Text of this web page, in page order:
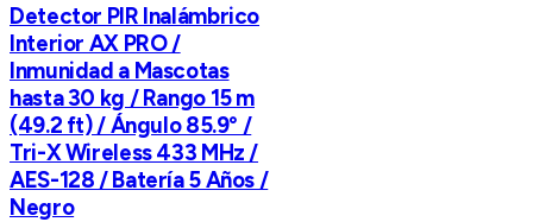
Detector PIR Inalámbrico
Interior AX PRO /
Inmunidad a Mascotas
hasta 30 kg / Rango 15 m
(49.2 ft) / Ángulo 85.9° /
Tri-X Wireless 433 MHz /
AES-128 / Batería 5 Años /
Negro